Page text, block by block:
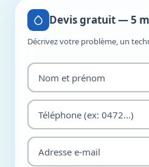
Devis gratuit — 5
Décrivez votre problème, un